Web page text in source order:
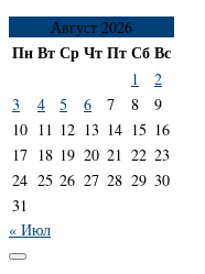
Август 2026
ПнВтСрЧтПтСбВс
1
2
3
4 5 6 7 8
9
10 11 12 13 14 15 16
17 18 19 20 21 22 23
24 25 26 27 28 29 30
31
« Июл